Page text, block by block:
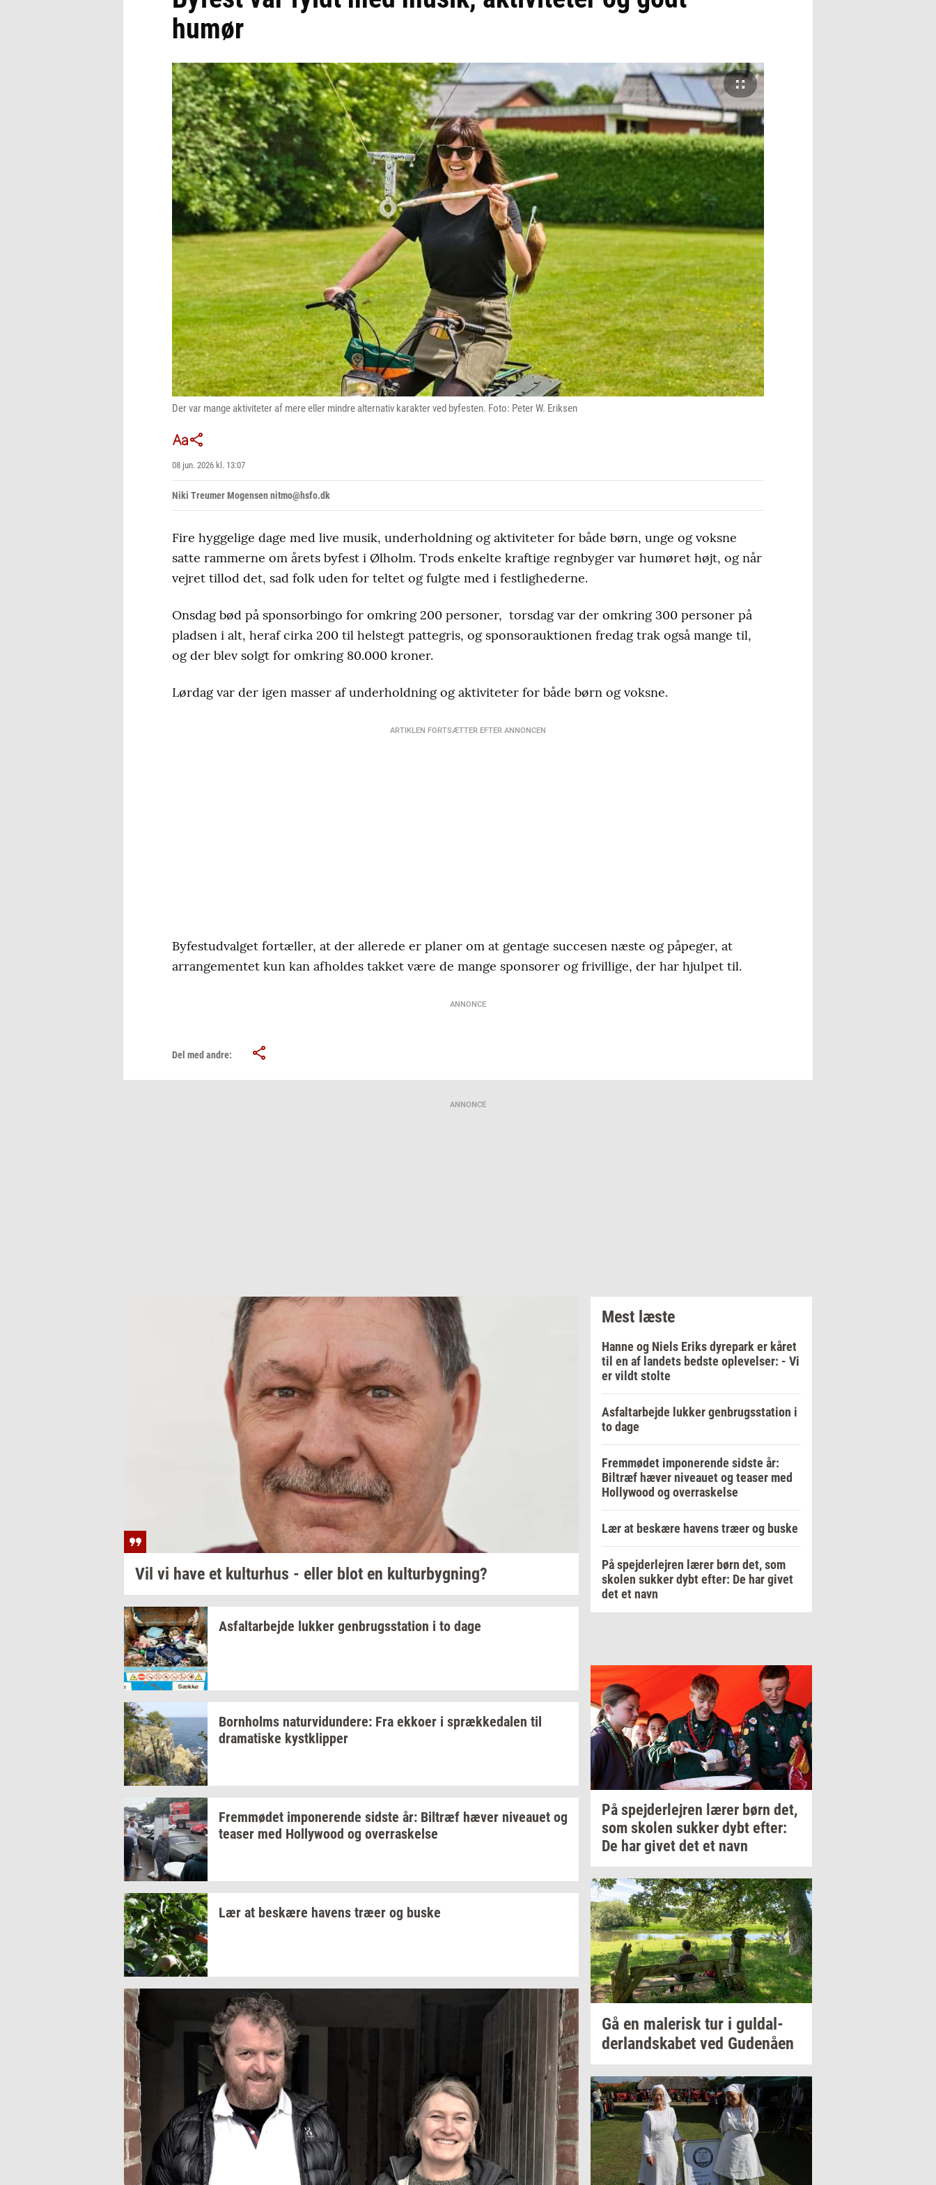
humør
Der var mange aktiviteter af mere eller mindre alternativ karakter ved byfesten. Foto: Peter W. Eriksen
08 jun. 2026 kl. 13:07
Niki Treumer Mogensen nitmo@hsfo.dk
Fire hyggelige dage med live musik, underholdning og aktiviteter for både børn, unge og voksne
satte rammerne om årets byfest i Ølholm. Trods enkelte kraftige regnbyger var humøret højt, og når
vejret tillod det, sad folk uden for teltet og fulgte med i festlighederne.
Onsdag bød på sponsorbingo for omkring 200 personer, torsdag var der omkring 300 personer på
pladsen i alt, heraf cirka 200 til helstegt pattegris, og sponsorauktionen fredag trak også mange til,
og der blev solgt for omkring 80.000 kroner.
Lørdag var der igen masser af underholdning og aktiviteter for både børn og voksne.
ARTIKLEN FORTSÆTTER EFTER ANNONCEN
Byfestudvalget fortæller, at der allerede er planer om at gentage succesen næste og påpeger, at
arrangementet kun kan afholdes takket være de mange sponsorer og frivillige, der har hjulpet til.
ANNONCE
Del med andre:
ANNONCE
Vil vi have et kul­tur­hus - eller blot en kul­tur­byg­ning?
As­fal­t­ar­bej­de luk­ker gen­brugs­sta­tion i to dage
Born­holms na­tur­vi­dun­de­re: Fra ek­ko­er i spræk­ke­da­len til
dra­ma­ti­ske kyst­klip­per
Frem­mø­det im­po­ne­ren­de sid­ste år: Bil­træf hæver ni­veau­et og
tea­ser med Hol­lywood og over­ra­skel­se
Lær at be­skæ­re ha­vens træer og buske
Mest læste
Hanne og Niels Eriks dyrepark er kåret
til en af landets bedste oplevelser: - Vi
er vildt stolte
Asfaltarbejde lukker genbrugsstation i
to dage
Fremmødet imponerende sidste år:
Biltræf hæver niveauet og teaser med
Hollywood og overraskelse
Lær at beskære havens træer og buske
På spejderlejren lærer børn det, som
skolen sukker dybt efter: De har givet
det et navn
På spej­der­lej­ren lærer børn det,
som sko­len suk­ker dybt efter:
De har givet det et navn
Gå en ma­le­risktur i gul­dal­
der­land­ska­bet ved Gu­denå­en